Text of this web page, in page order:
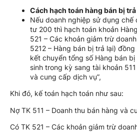
Cách hạch toán hàng bán bị trả
Nếu doanh nghiệp sử dụng chế
tư 200 thì hạch toán khoản
521 – Các khoản giảm trừ
5212 – Hàng bán bị trả lại)
kết chuyển tổng số Hàng bán
sinh trong kỳ sang tài khoản
và cung cấp dịch vụ”,
Khi đó, kế toán hạch toán như sau:
Nợ TK 511 – Doanh thu bán hàng và
Có TK 521 – Các khoản giảm trừ